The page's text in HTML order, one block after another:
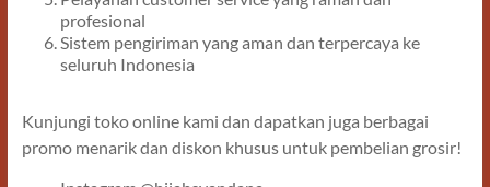
profesional
Sistem pengiriman yang aman dan terpercaya ke
seluruh Indonesia
Kunjungi toko online kami dan dapatkan juga berbagai
promo menarik dan diskon khusus untuk pembelian grosir!